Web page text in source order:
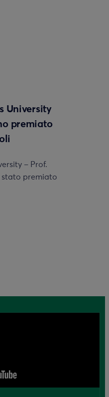
University
premiato
– Prof.
stato premiato